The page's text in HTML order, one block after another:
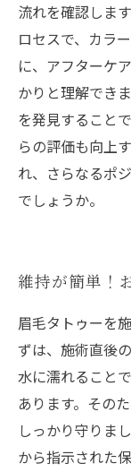
流れを確認しま
ロセスで、カラ
に、アフターケ
かりと理解でき
を発見すること
らの評価も向上
れ、さらなるポ
でしょうか。
維持が簡単！
眉毛タトゥーを
ずは、施術直後
水に濡れること
あります。その
しっかり守りま
から指示された